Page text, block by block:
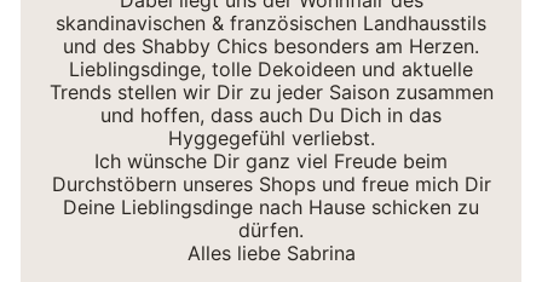
skandinavischen & französischen Landhausstils
und des Shabby Chics besonders am Herzen.
Lieblingsdinge, tolle Dekoideen und aktuelle
Trends stellen wir Dir zu jeder Saison zusammen
und hoffen, dass auch Du Dich in das
Hyggegefühl verliebst.
Ich wünsche Dir ganz viel Freude beim
Durchstöbern unseres Shops und freue mich Dir
Deine Lieblingsdinge nach Hause schicken zu
dürfen.
Alles liebe Sabrina